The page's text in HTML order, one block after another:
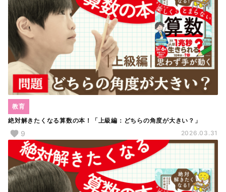
絶対解きたくなる算数の本！「上級編：どちらの角度が大きい？」
教育
9 2026.03.31